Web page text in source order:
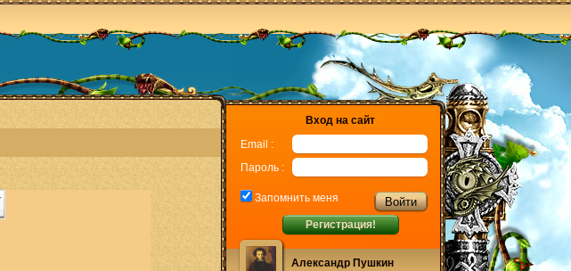
Вход на сайт
Email :
Пароль :
Запомнить меня
Регистрация!
Александр Пушкин